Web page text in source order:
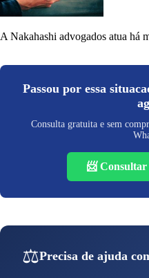
A Nakahashi advogados atua há
Passou por essa
Consulta gratuita e sem
📨
⚖️Precisa de ajuda